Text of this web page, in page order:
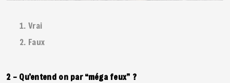
Vrai
Faux
2 – Qu’entend on par “méga feux” ?